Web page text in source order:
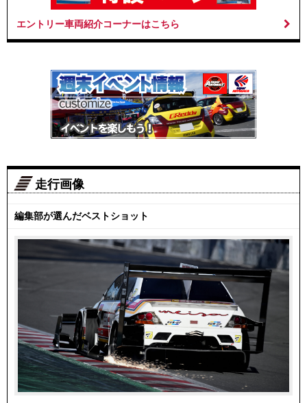
エントリー車両紹介コーナーはこちら
走行画像
編集部が選んだベストショット